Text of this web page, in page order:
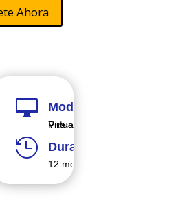
Ahora
 Modalidad
Virtual y Presencial
 Duración
12 meses